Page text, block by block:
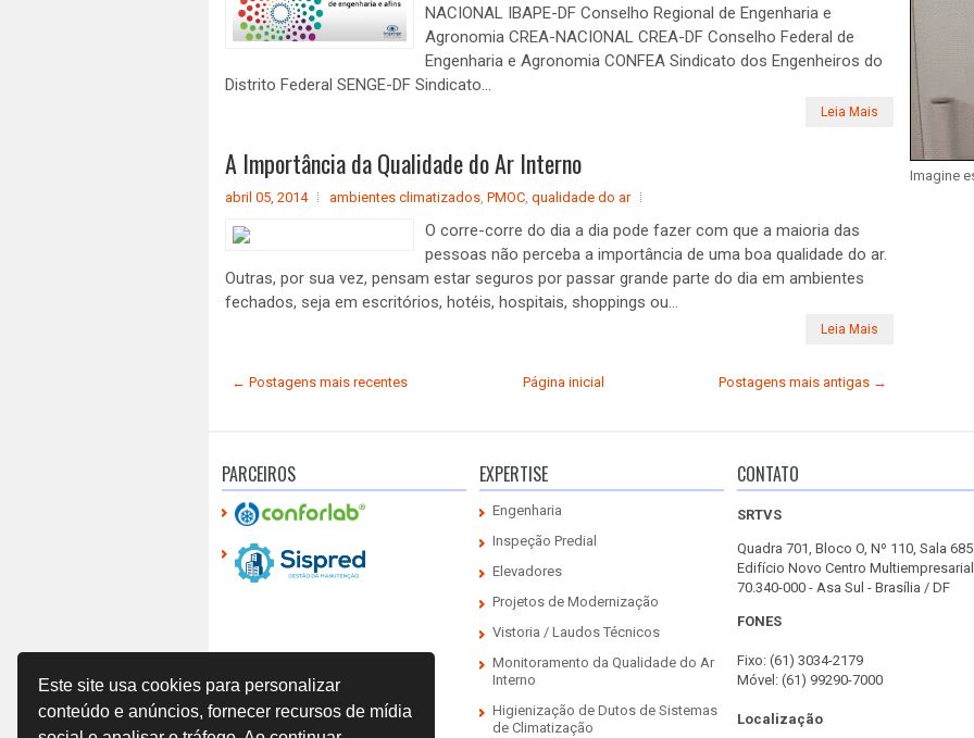
Este site usa cookies para personalizar
conteúdo e anúncios, fornecer recursos de mídia
NACIONAL IBAPE-DF Conselho Regional de Engenharia e
Agronomia CREA-NACIONAL CREA-DF Conselho Federal de
Engenharia e Agronomia CONFEA Sindicato dos Engenheiros do
Distrito Federal SENGE-DF Sindicato...
Leia Mais
A Importância da Qualidade do Ar Interno
abril 05, 2014 ambientes climatizados, PMOC, qualidade do ar
O corre-corre do dia a dia pode fazer com que a maioria das
pessoas não perceba a importância de uma boa qualidade do ar.
Outras, por sua vez, pensam estar seguros por passar grande parte do dia em ambientes
fechados, seja em escritórios, hotéis, hospitais, shoppings ou...
Leia Mais
← Postagens mais recentes Postagens mais antigas →
Página inicial
Imagine
PARCEIROS EXPERTISE
Engenharia
Inspeção Predial
Elevadores
Projetos de Modernização
Vistoria / Laudos Técnicos
Monitoramento da Qualidade do Ar
Interno
Higienização de Dutos de Sistemas
de Climatização
CONTATO
SRTVS
Quadra 701, Bloco O, Nº 110, Sala 685
Edifício Novo Centro Multiempresarial
70.340-000 - Asa Sul - Brasília / DF
FONES
Fixo: (61) 3034-2179
Móvel: (61) 99290-7000
Localização